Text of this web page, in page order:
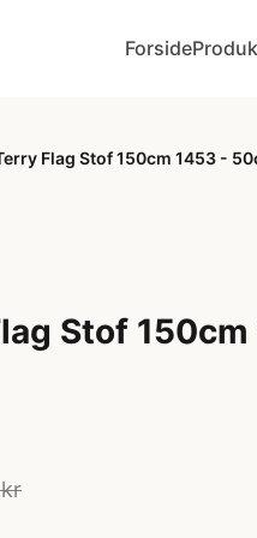
Forside
Flag Stof 150cm 1453 -
Stof